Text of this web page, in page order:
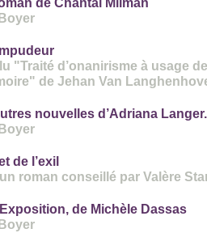
de Chantal Milman
"Traité d’onanirisme à usage
de Jehan Van
nouvelles d’Adriana
de l’exil
roman conseillé par Valère
de Michèle Dassas